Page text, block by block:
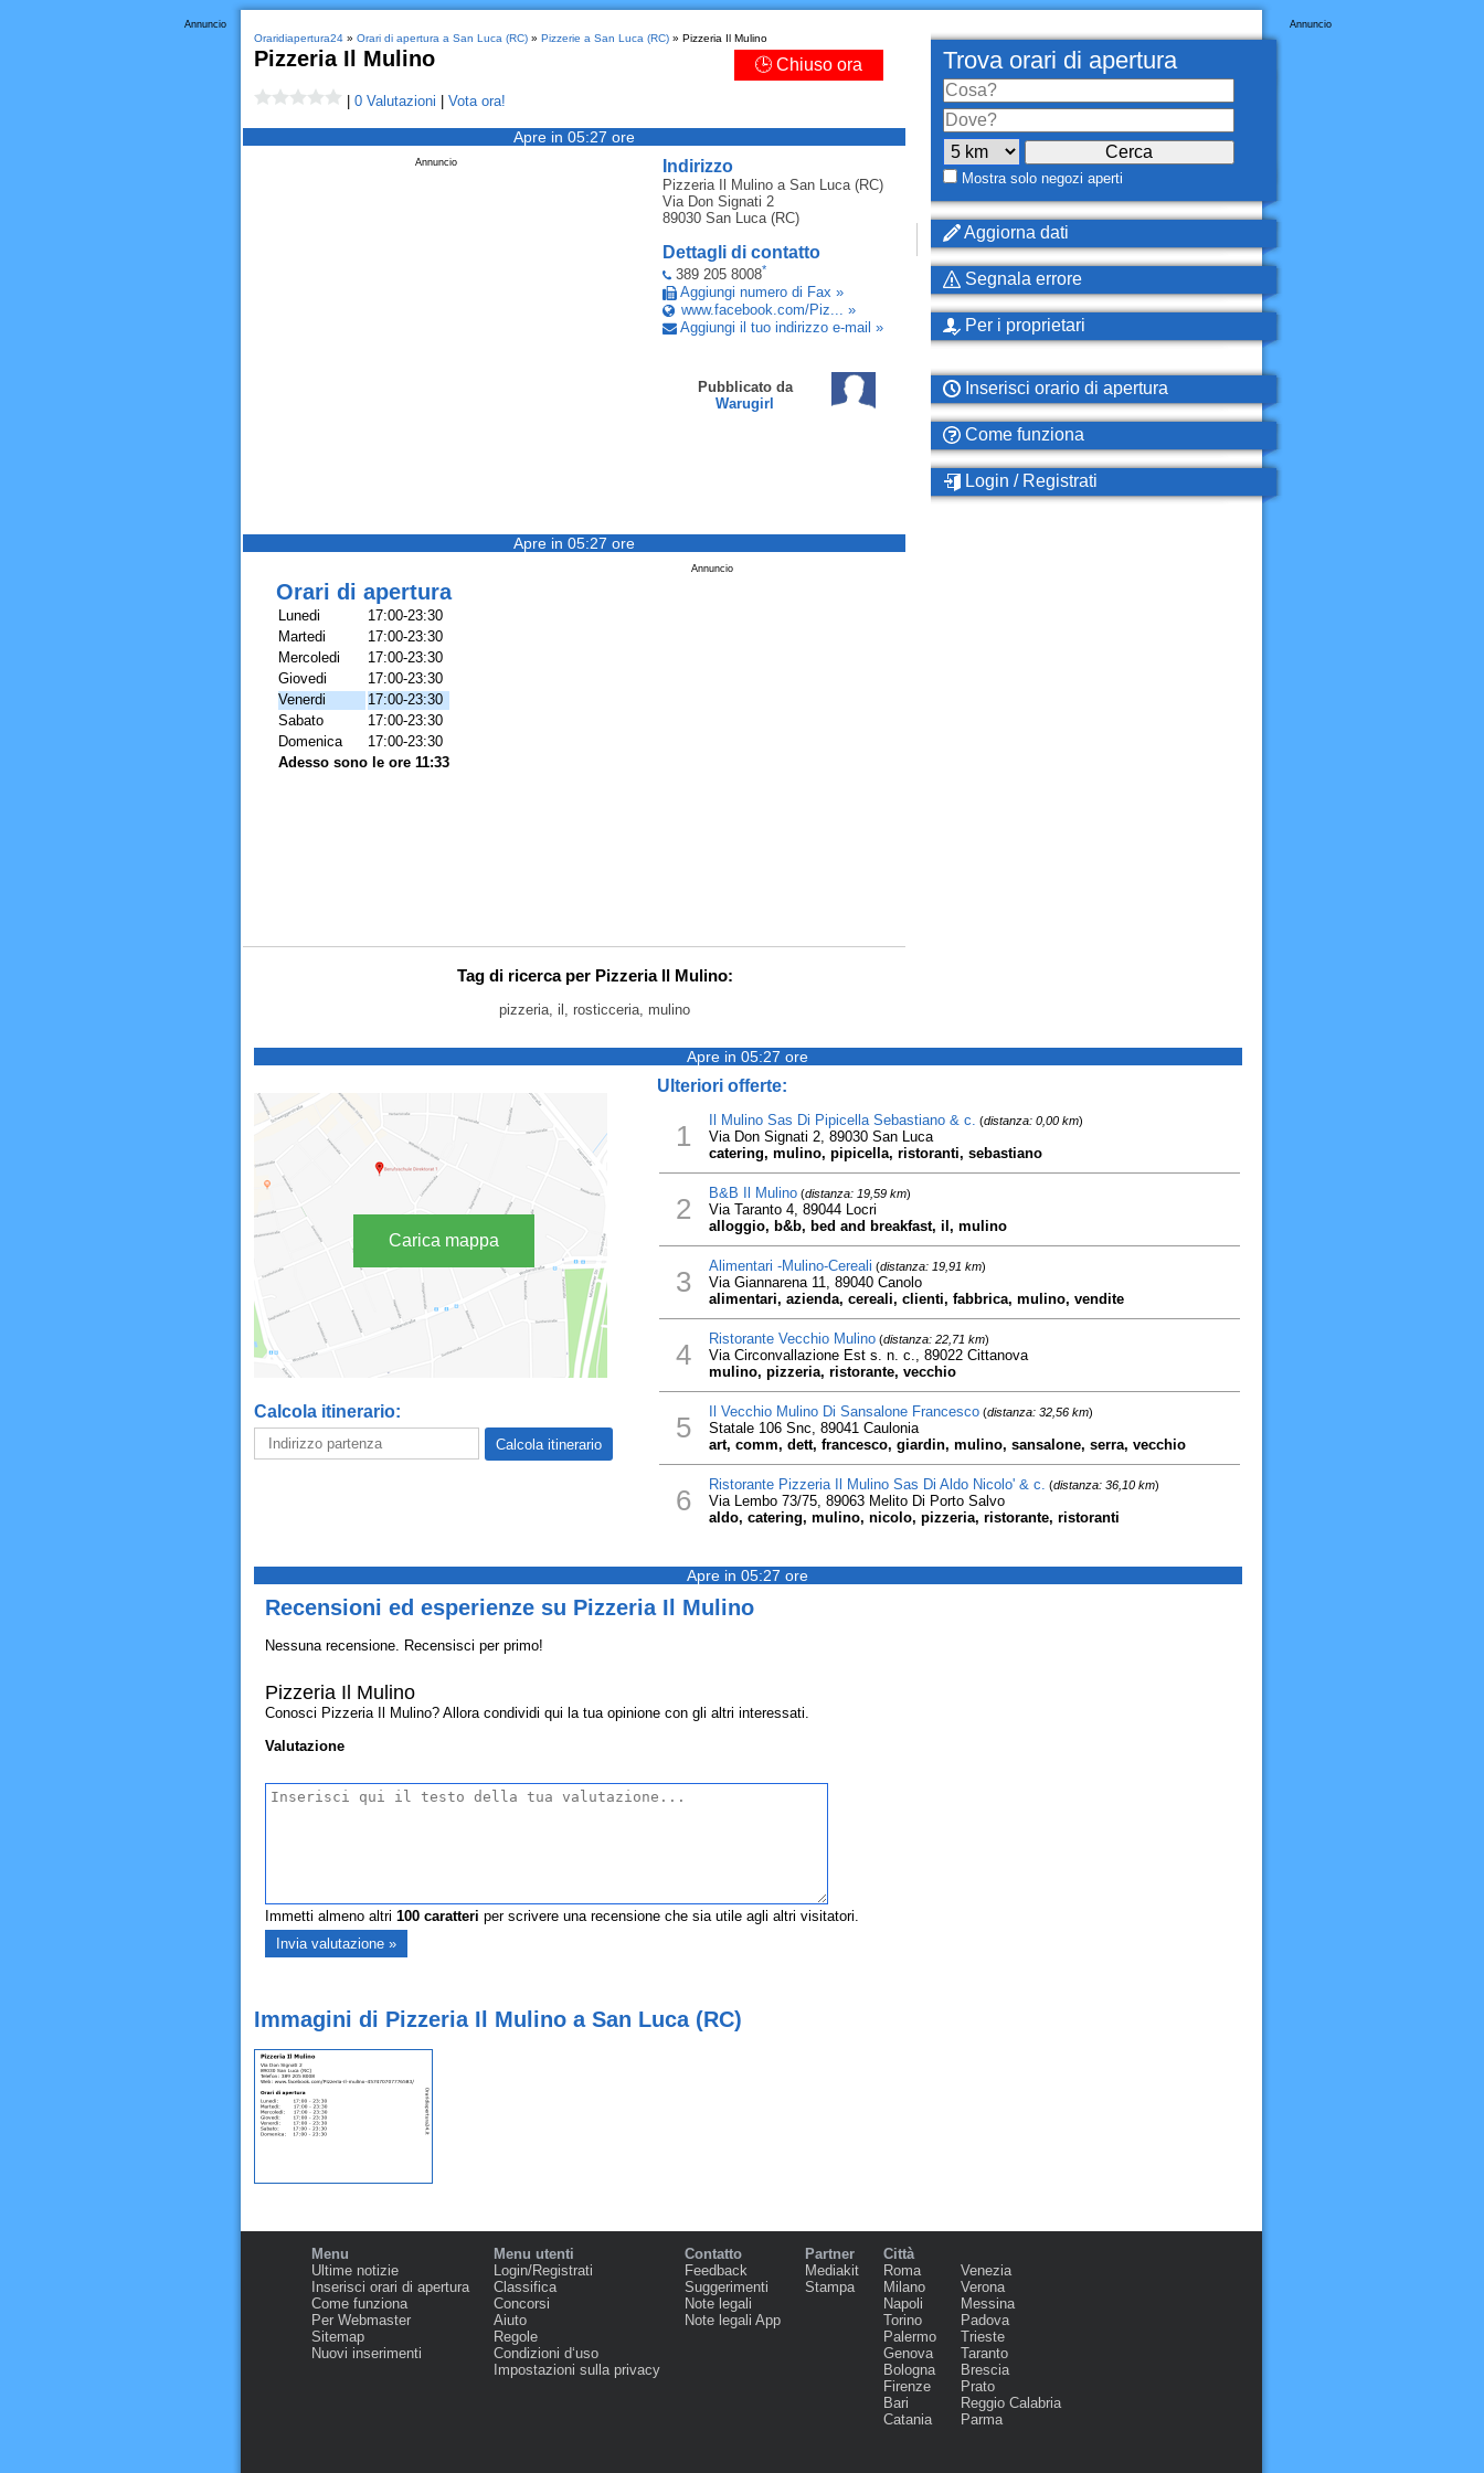
Annuncio
Oraridiapertura24» Orari di apertura a San Luca (RC)» Pizzerie a San Luca (RC)» Pizzeria Il Mulino
Pizzeria Il Mulino 🕒 Chiuso ora
0 Valutazioni Vota ora!
Apre in 05:27 ore
Indirizzo
Pizzeria Il Mulinoa San Luca (RC)
Via Don Signati 2
89030 San Luca (RC)
Dettagli di contatto
389 205 8008*
Aggiungi numero di Fax »
www.facebook.com/Piz... »
Aggiungi il tuo indirizzo e-mail »
Pubblicato da
Warugirl
Annuncio
Apre in 05:27 ore
Annuncio
Orari di apertura
Lunedi
17:00-23:30
Martedi
17:00-23:30
Mercoledi
17:00-23:30
Giovedi
17:00-23:30
Venerdi
17:00-23:30
Sabato
17:00-23:30
Domenica
17:00-23:30
Adesso sono le ore 11:33
Tag di ricerca per Pizzeria Il Mulino:
pizzeria, il, rosticceria, mulino
Annuncio
Trova orari di apertura
Mostra solo negozi aperti
Aggiorna dati
Segnala errore
Per i proprietari
Inserisci orario di apertura
Come funziona
Login / Registrati
Apre in 05:27 ore
Carica mappa
Calcola itinerario:
Ulteriori offerte:
1 Il Mulino Sas Di Pipicella Sebastiano & c. (distanza: 0,00 km)
Via Don Signati 2, 89030 San Luca
catering, mulino, pipicella, ristoranti, sebastiano
2 B&B Il Mulino(distanza: 19,59 km)
Via Taranto 4, 89044 Locri
alloggio, b&b, bed and breakfast, il, mulino
3 Alimentari -Mulino-Cereali (distanza: 19,91 km)
Via Giannarena 11, 89040 Canolo
alimentari, azienda, cereali, clienti, fabbrica, mulino, vendite
4 Ristorante Vecchio Mulino(distanza: 22,71 km)
Via Circonvallazione Est s. n. c., 89022 Cittanova
mulino, pizzeria, ristorante, vecchio
5 Il Vecchio Mulino Di Sansalone Francesco(distanza: 32,56 km)
Statale 106 Snc, 89041 Caulonia
art, comm, dett, francesco, giardin, mulino, sansalone, serra, vecchio
6 Ristorante Pizzeria Il Mulino Sas Di Aldo Nicolo' & c. (distanza: 36,10 km)
Via Lembo 73/75, 89063 Melito Di Porto Salvo
aldo, catering, mulino, nicolo, pizzeria, ristorante, ristoranti
Apre in 05:27 ore
Recensioni ed esperienze su Pizzeria Il Mulino
Nessuna recensione. Recensisci per primo!
Pizzeria Il Mulino
Conosci Pizzeria Il Mulino? Allora condividi qui la tua opinione con gli altri interessati.
Valutazione
Immetti almeno altri 100caratteri per scrivere una recensione che sia utile agli altri visitatori.
Immagini di Pizzeria Il Mulino a San Luca (RC)
Menu
Ultime notizie
Inserisci orari di apertura
Come funziona
Per Webmaster
Sitemap
Nuovi inserimenti
Menu utenti
Login/Registrati
Classifica
Concorsi
Aiuto
Regole
Condizioni d‘uso
Impostazioni sulla privacy
Contatto
Feedback
Suggerimenti
Note legali
Note legali App
Partner
Mediakit
Stampa
Città
Roma
Milano
Napoli
Torino
Palermo
Genova
Bologna
Firenze
Bari
Catania
Venezia
Verona
Messina
Padova
Trieste
Taranto
Brescia
Prato
Reggio Calabria
Parma